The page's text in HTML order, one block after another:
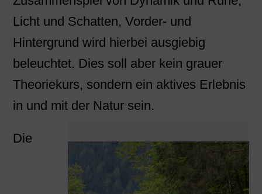
Licht und Schatten, Vorder- und
Hintergrund wird hierbei ausgiebig
beleuchtet. Dies soll aber kein grauer
Theoriekurs, sondern ein aktives Erlebnis
in und mit der Natur sein.
Die